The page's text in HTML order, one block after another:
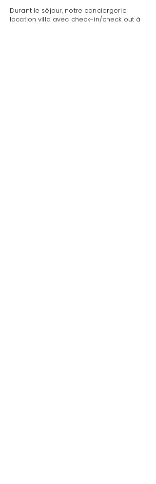
Durant le séjour, notre conciergerie
location villa avec check-in/check out à